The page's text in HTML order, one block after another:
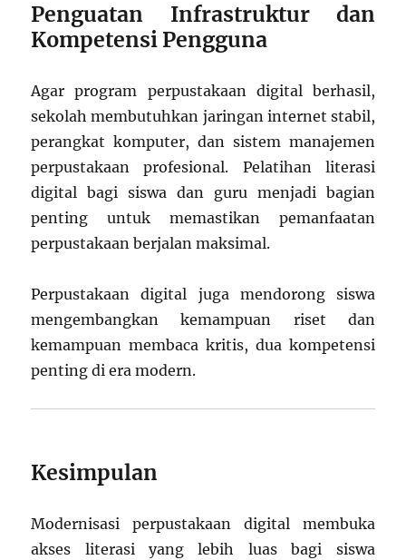
Penguatan Infrastruktur dan
Kompetensi Pengguna
Agar program perpustakaan digital berhasil,
sekolah membutuhkan jaringan internet stabil,
perangkat komputer, dan sistem manajemen
perpustakaan profesional. Pelatihan literasi
digital bagi siswa dan guru menjadi bagian
penting untuk memastikan pemanfaatan
perpustakaan berjalan maksimal.
Perpustakaan digital juga mendorong siswa
mengembangkan kemampuan riset dan
kemampuan membaca kritis, dua kompetensi
penting di era modern.
Kesimpulan
Modernisasi perpustakaan digital membuka
akses literasi yang lebih luas bagi siswa